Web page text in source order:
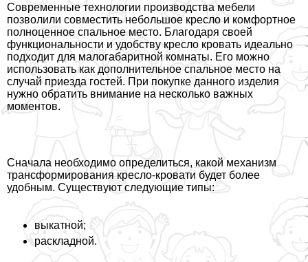
Современные технологии производства мебели
позволили совместить небольшое кресло и комфортное
полноценное спальное место. Благодаря своей
функциональности и удобству кресло кровать идеально
подходит для малогабаритной комнаты. Его можно
использовать как дополнительное спальное место на
случай приезда гостей. При покупке данного изделия
нужно обратить внимание на несколько важных
моментов.
Сначала необходимо определиться, какой механизм
трaнcформирования кресло-кровати будет более
удобным. Существуют следующие типы:
выкатной;
раскладной.